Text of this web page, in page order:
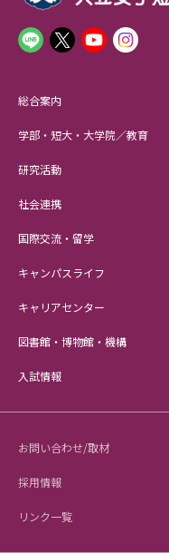
総合案内
学部・短大・大学院／教育
研究活動
社会連携
国際交流・留学
キャンパスライフ
キャリアセンター
図書館・博物館・機構
入試情報
お問い合わせ/取材
採用情報
リンク一覧